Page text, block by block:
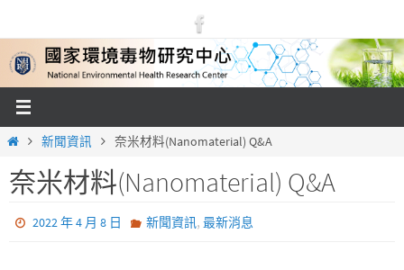
content
Home新聞資訊 奈米材料(Nanomaterial) Q&A
奈米材料(Nanomaterial) Q&A
2022 年 4 月 8 日 新聞資訊, 最新消息